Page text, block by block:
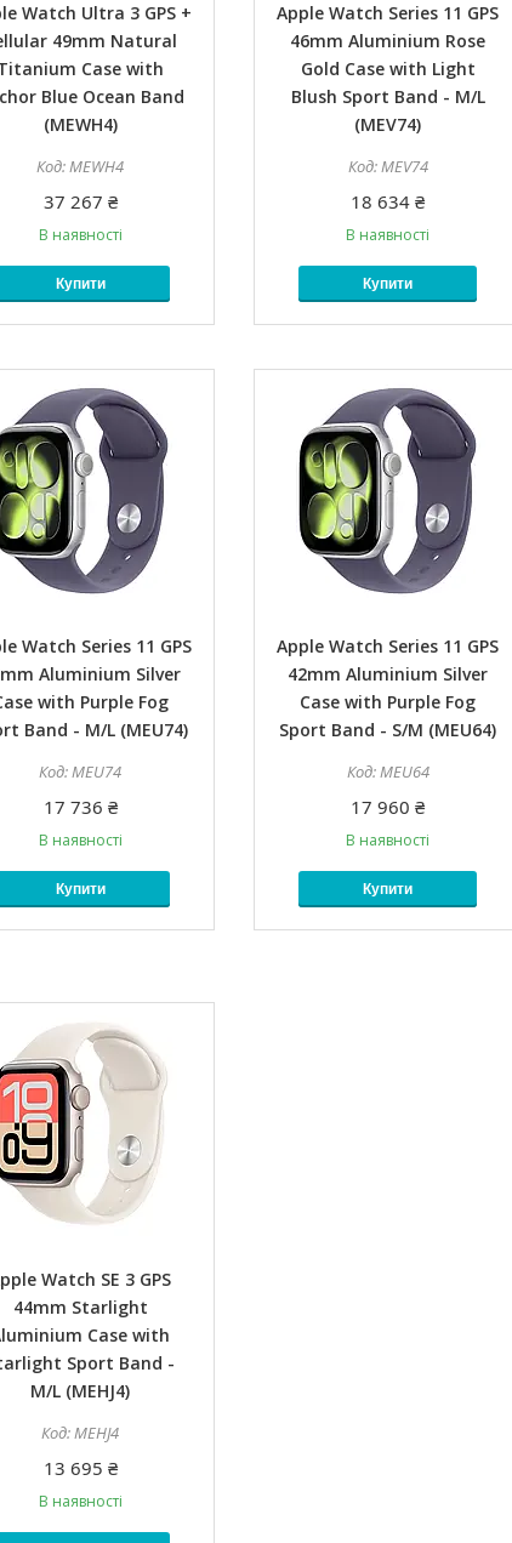
Watch Ultra 3 GPS +
49mm Natural
Case with
Blue Ocean Band
(MEWH4)
MEWH4
37 267 ₴
В наявності
Купити
Apple Watch Series 11 GPS
46mm Aluminium Rose
Gold Case with Light
Blush Sport Band - M/L
(MEV74)
MEV74
18 634 ₴
В наявності
Купити
Watch Series 11 GPS
Aluminium Silver
with Purple Fog
Band - M/L (MEU74)
MEU74
17 736 ₴
В наявності
Купити
Apple Watch Series 11 GPS
42mm Aluminium Silver
Case with Purple Fog
Sport Band - S/M (MEU64)
MEU64
17 960 ₴
В наявності
Купити
Watch SE 3 GPS
44mm Starlight
Case with
Sport Band -
M/L (MEHJ4)
MEHJ4
13 695 ₴
В наявності